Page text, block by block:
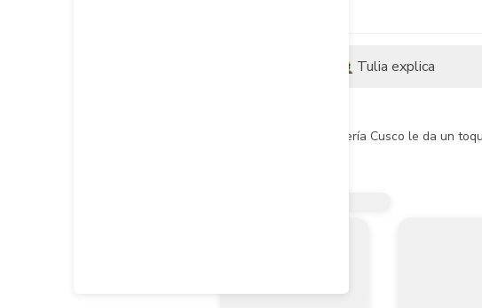
Tulia explica
El diseño cuadrado de la grifería Cusco le da un